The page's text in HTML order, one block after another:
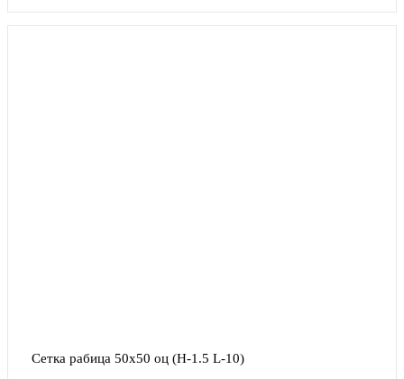
Сетка рабица 50х50 оц (Н-1.5 L-10)